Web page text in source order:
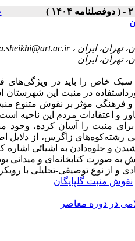
خاص را باید در ویژگی‌های
در منبت این
مؤثر بر نقوش متنوع
و اعتقادات مردم این ناحیه
منبت را آسان کرده،
رشته‌کوه‌های زاگرس، از دلایل
و جلوه‌دادن به اشیائی اشاره
صورت کتابخانه‌ای و میدانی
و از نوع توصیفی-تحلیلی با
‌نقوش منبت گلپایگان
در دوره معاصر